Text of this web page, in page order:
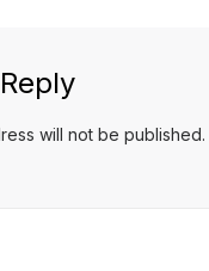
will not be published.